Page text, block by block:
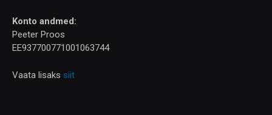
Konto andmed:
Peeter Proos
EE937700771001063744
Vaata lisaks siit